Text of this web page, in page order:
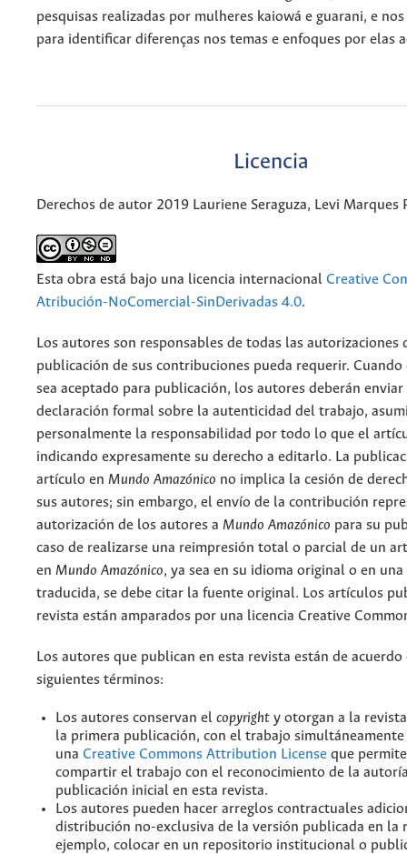
pesquisas realizadas por mulheres kaiowá e guarani, e
para identificar diferenças nos temas e enfoques por elas
Licencia
Derechos de autor 2019 Lauriene Seraguza, Levi Marques
Esta obra está bajo una licencia internacional Creative
Atribución-NoComercial-SinDerivadas 4.0.
Los autores son responsables de todas las autorizaciones
publicación de sus contribuciones pueda requerir.
sea aceptado para publicación, los autores deberán enviar
declaración formal sobre la autenticidad del trabajo,
personalmente la responsabilidad por todo lo que el
indicando expresamente su derecho a editarlo. La
artículo en Mundo Amazónico no implica la cesión de
sus autores; sin embargo, el envío de la contribución
autorización de los autores a Mundo Amazónico para su
caso de realizarse una reimpresión total o parcial de un
en Mundo Amazónico, ya sea en su idioma original o en
traducida, se debe citar la fuente original. Los artículos
revista están amparados por una licencia Creative
Los autores que publican en esta revista están de acuerdo
siguientes términos:
Los autores conservan el copyright y otorgan a la
la primera publicación, con el trabajo
una Creative Commons Attribution License que
compartir el trabajo con el reconocimiento de la
publicación inicial en esta revista.
Los autores pueden hacer arreglos contractuales
distribución no-exclusiva de la versión publicada en la
ejemplo, colocar en un repositorio institucional o